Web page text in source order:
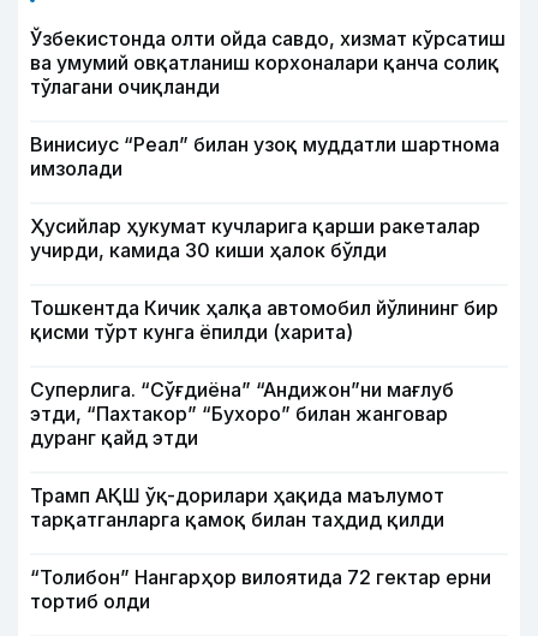
Ўзбекистонда олти ойда савдо, хизмат кўрсатиш
ва умумий овқатланиш корхоналари қанча солиқ
тўлагани очиқланди
Винисиус “Реал” билан узоқ муддатли шартнома
имзолади
Ҳусийлар ҳукумат кучларига қарши ракеталар
учирди, камида 30 киши ҳалок бўлди
Тошкентда Кичик ҳалқа автомобил йўлининг бир
қисми тўрт кунга ёпилди (харита)
Суперлига. “Сўғдиёна” “Андижон”ни мағлуб
этди, “Пахтакор” “Бухоро” билан жанговар
дуранг қайд этди
Трамп АҚШ ўқ-дорилари ҳақида маълумот
тарқатганларга қамоқ билан таҳдид қилди
“Толибон” Нангарҳор вилоятида 72 гектар ерни
тортиб олди